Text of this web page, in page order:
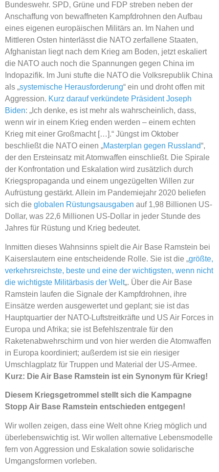
Bundeswehr. SPD, Grüne und FDP streben neben der
Anschaffung von bewaffneten Kampfdrohnen den Aufbau
eines eigenen europäischen Militärs an. Im Nahen und
Mittleren Osten hinterlässt die NATO zerfallene Staaten,
Afghanistan liegt nach dem Krieg am Boden, jetzt eskaliert
die NATO auch noch die Spannungen gegen China im
Indopazifik. Im Juni stufte die NATO die Volksrepublik China
als „systemische Herausforderung“ ein und droht offen mit
Aggression. Kurz darauf verkündete Präsident Joseph
Biden: „Ich denke, es ist mehr als wahrscheinlich, dass,
wenn wir in einem Krieg enden werden – einem echten
Krieg mit einer Großmacht […].“ Jüngst im Oktober
beschließt die NATO einen „Masterplan gegen Russland“,
der den Ersteinsatz mit Atomwaffen einschließt. Die Spirale
der Konfrontation und Eskalation wird zusätzlich durch
Kriegspropaganda und einem ungezügelten Willen zur
Aufrüstung gestärkt. Allein im Pandemiejahr 2020 beliefen
sich die globalen Rüstungsausgaben auf 1,98 Billionen US-
Dollar, was 22,6 Millionen US-Dollar in jeder Stunde des
Jahres für Rüstung und Krieg bedeutet.
Inmitten dieses Wahnsinns spielt die Air Base Ramstein bei
Kaiserslautern eine entscheidende Rolle. Sie ist die „größte,
verkehrsreichste, beste und eine der wichtigsten, wenn nicht
die wichtigste Militärbasis der Welt„. Über die Air Base
Ramstein laufen die Signale der Kampfdrohnen, ihre
Einsätze werden ausgewertet und geplant; sie ist das
Hauptquartier der NATO-Luftstreitkräfte und US Air Forces in
Europa und Afrika; sie ist Befehlszentrale für den
Raketenabwehrschirm und von hier werden die Atomwaffen
in Europa koordiniert; außerdem ist sie ein riesiger
Umschlagplatz für Truppen und Material der US-Armee.
Kurz: Die Air Base Ramstein ist ein Synonym für Krieg!
Diesem Kriegsgetrommel stellt sich die Kampagne
Stopp Air Base Ramstein entschieden entgegen!
Wir wollen zeigen, dass eine Welt ohne Krieg möglich und
überlebenswichtig ist. Wir wollen alternative Lebensmodelle
fern von Aggression und Eskalation sowie solidarische
Umgangsformen vorleben.